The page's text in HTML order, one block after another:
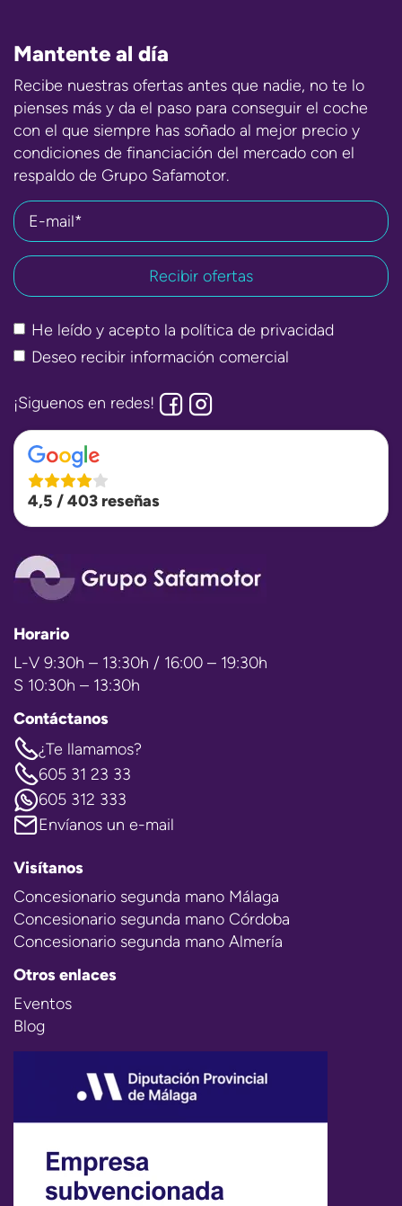
Mantente al día
Recibe nuestras ofertas antes que nadie, no te lo
pienses más y da el paso para conseguir el coche
con el que siempre has soñado al mejor precio y
condiciones de financiación del mercado con el
respaldo de Grupo Safamotor.
E-mail*
He leído y acepto la política de privacidad
Deseo recibir información comercial
¡Siguenos en redes!
4,5 / 403 reseñas
Horario
L-V 9:30h – 13:30h / 16:00 – 19:30h
S 10:30h – 13:30h
Contáctanos
¿Te llamamos?
605 31 23 33
605 312 333
Envíanos un e-mail
Visítanos
Concesionario segunda mano Málaga
Concesionario segunda mano Córdoba
Concesionario segunda mano Almería
Otros enlaces
Eventos
Blog